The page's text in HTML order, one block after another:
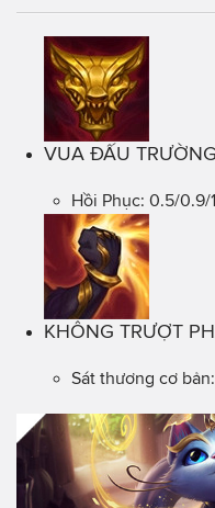
VUA ĐẤU TRƯỜNG
Hồi Phục: 0.5/0.9/
KHÔNG TRƯỢT
Sát thương cơ